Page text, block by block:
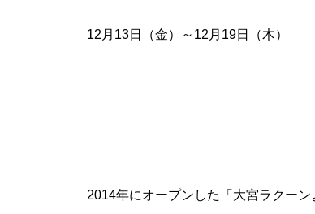
12月13日（金）～12月19日（木）
2014年にオープンした「大宮ラクー